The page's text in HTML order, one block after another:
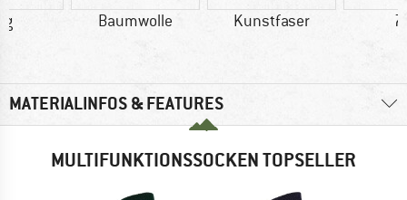
g Baumwolle Kunstfaser
MATERIALINFOS & FEATURES
MULTIFUNKTIONSSOCKEN TOPSELLER